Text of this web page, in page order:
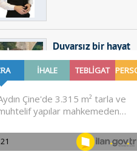
Duvarsız bir hayat
Furkan SARICA
GÜNDEMDE NELER
OLMALI?